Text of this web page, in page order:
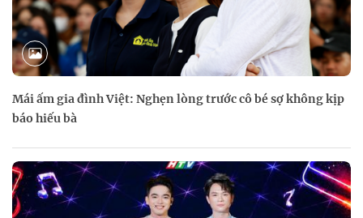
Mái ấm gia đình Việt: Nghẹn lòng trước cô bé sợ không kịp
báo hiếu bà